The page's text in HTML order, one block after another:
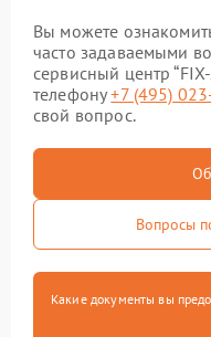
Вы можете
часто задаваемыми
сервисный центр
телефону+7 (495)
свой вопрос.
Вопросы
Какие документы вы